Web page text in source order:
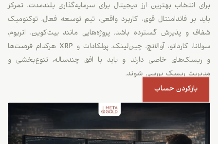
برای انتخاب بهترین ارز دیجیتال برای سرمایه‌گذاری بلندمدت، تمرکز
باید بر فاندامنتال قوی، کاربرد واقعی، تیم توسعه فعال، توکنومیک
شفاف و پذیرش گسترده باشد. پروژه‌هایی مانند بیت‌کوین، اتریوم،
سولانا، کاردانو، آوالانچ، چین‌لینک، پولکادات و XRP هرکدام فرصت‌ها
و ریسک‌های خاصی دارند و باید با افق چندساله، تنوع‌بخشی و
مدیریت ریسک بررسی شوند.
بازکردن حساب